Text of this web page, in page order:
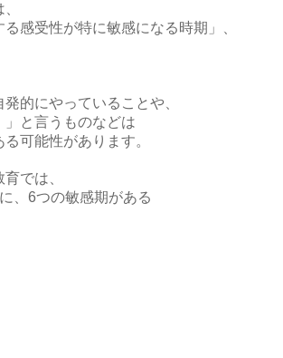
る感受性が特に敏感になる時期」、
的にやっていることや、
」と言うものなどは
可能性があります。
では、
、6つの敏感期がある